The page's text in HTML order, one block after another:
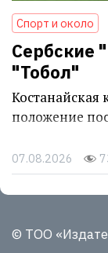
Спорт и около
Сербские
"Тобол"
Костанайская
положение
07.08.2026
© ТОО